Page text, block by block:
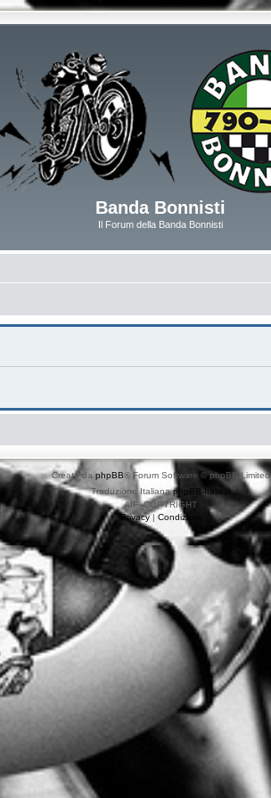
Banda Bonnisti
Il Forum della Banda Bonnisti
Creato daphpBB® Forum Software © phpBB Limited
Traduzione ItalianaphpBB-Italia.it
AIF_COPYRIGHT
Privacy| Condizioni